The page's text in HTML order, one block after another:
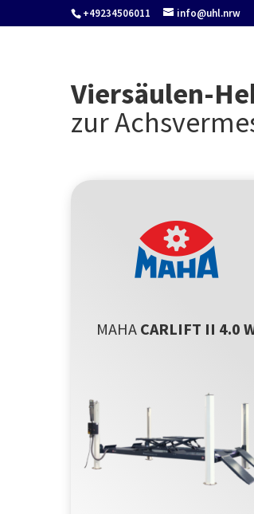
+49234506011 info@uhl.nrw
Viersäulen-
zur
MAHA CARLIFT II 4.0